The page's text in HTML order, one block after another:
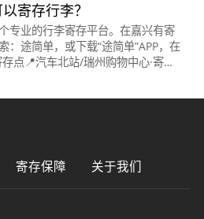
/天，背包5元/天(嫌普通寄存费用
寄存行李？
专业的行李寄存平台。在嘉兴有寄
：途简单，或下载“途简单”APP，在
点📍汽车北站/瑞州购物中心·寄存
23:59收费：背包4元/天，行李箱
寄存保障 关于我们